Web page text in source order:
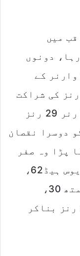
میں
دونوں
کے
درمیان 7 اوورز کے اندر 60 رنز کی شراکت
داری قائم ہوئی لیکن پھر وارنر 29 رنز
دوسرا نقصان
پڑا وہ صفر
پر آؤٹ ہوئے، اس کے علاوہ ٹریوس ہیڈ62،
مارنس لبوشین 18، اسٹیو اسمتھ 30،
میکسویل ایک، جوش انگلس 28 رنز بناکر